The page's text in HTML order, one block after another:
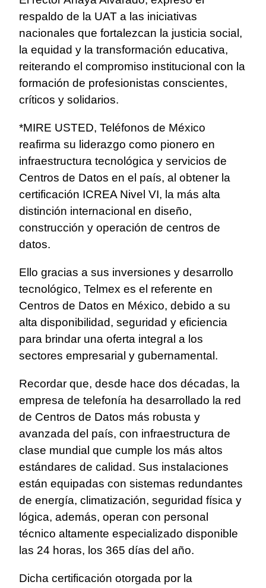
respaldo de la UAT a las iniciativas
nacionales que fortalezcan la justicia social,
la equidad y la transformación educativa,
reiterando el compromiso institucional con la
formación de profesionistas conscientes,
críticos y solidarios.
*MIRE USTED, Teléfonos de México
reafirma su liderazgo como pionero en
infraestructura tecnológica y servicios de
Centros de Datos en el país, al obtener la
certificación ICREA Nivel VI, la más alta
distinción internacional en diseño,
construcción y operación de centros de
datos.
Ello gracias a sus inversiones y desarrollo
tecnológico, Telmex es el referente en
Centros de Datos en México, debido a su
alta disponibilidad, seguridad y eficiencia
para brindar una oferta integral a los
sectores empresarial y gubernamental.
Recordar que, desde hace dos décadas, la
empresa de telefonía ha desarrollado la red
de Centros de Datos más robusta y
avanzada del país, con infraestructura de
clase mundial que cumple los más altos
estándares de calidad. Sus instalaciones
están equipadas con sistemas redundantes
de energía, climatización, seguridad física y
lógica, además, operan con personal
técnico altamente especializado disponible
las 24 horas, los 365 días del año.
Dicha certificación otorgada por la